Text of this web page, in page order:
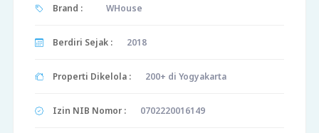
Brand : WHouse
Berdiri Sejak : 2018
Properti Dikelola : 200+ di Yogyakarta
Izin NIB Nomor : 0702220016149